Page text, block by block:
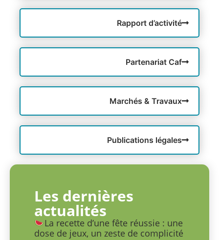
Rapport d’activité
Partenariat Caf
Marchés & Travaux
Publications légales
Les dernières
actualités
La recette d’une fête réussie : une
dose de jeux, un zeste de complicité